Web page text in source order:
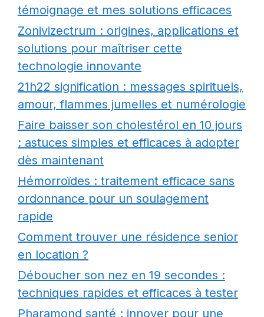
témoignage et mes solutions efficaces
Zonivizectrum : origines, applications et
solutions pour maîtriser cette
technologie innovante
21h22 signification : messages spirituels,
amour, flammes jumelles et numérologie
Faire baisser son cholestérol en 10 jours
: astuces simples et efficaces à adopter
dès maintenant
Hémorroïdes : traitement efficace sans
ordonnance pour un soulagement
rapide
Comment trouver une résidence senior
en location ?
Déboucher son nez en 19 secondes :
techniques rapides et efficaces à tester
Pharamond santé : innover pour une